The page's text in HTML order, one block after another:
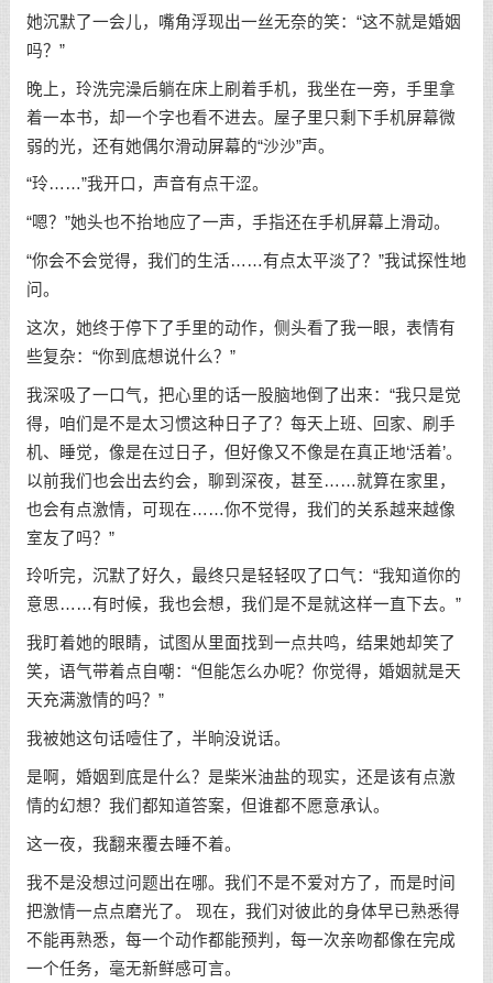
她沉默了一会儿，嘴角浮现出一丝无奈的笑：“这不就是婚姻
吗？”
晚上，玲洗完澡后躺在床上刷着手机，我坐在一旁，手里拿
着一本书，却一个字也看不进去。屋子里只剩下手机屏幕微
弱的光，还有她偶尔滑动屏幕的“沙沙”声。
“玲……”我开口，声音有点干涩。
“嗯？”她头也不抬地应了一声，手指还在手机屏幕上滑动。
“你会不会觉得，我们的生活……有点太平淡了？”我试探性地
问。
这次，她终于停下了手里的动作，侧头看了我一眼，表情有
些复杂：“你到底想说什么？”
我深吸了一口气，把心里的话一股脑地倒了出来：“我只是觉
得，咱们是不是太习惯这种日子了？每天上班、回家、刷手
机、睡觉，像是在过日子，但好像又不像是在真正地‘活着’。
以前我们也会出去约会，聊到深夜，甚至……就算在家里，
也会有点激情，可现在……你不觉得，我们的关系越来越像
室友了吗？”
玲听完，沉默了好久，最终只是轻轻叹了口气：“我知道你的
意思……有时候，我也会想，我们是不是就这样一直下去。”
我盯着她的眼睛，试图从里面找到一点共鸣，结果她却笑了
笑，语气带着点自嘲：“但能怎么办呢？你觉得，婚姻就是天
天充满激情的吗？”
我被她这句话噎住了，半晌没说话。
是啊，婚姻到底是什么？是柴米油盐的现实，还是该有点激
情的幻想？我们都知道答案，但谁都不愿意承认。
这一夜，我翻来覆去睡不着。
我不是没想过问题出在哪。我们不是不爱对方了，而是时间
把激情一点点磨光了。 现在，我们对彼此的身体早已熟悉得
不能再熟悉，每一个动作都能预判，每一次亲吻都像在完成
一个任务，毫无新鲜感可言。